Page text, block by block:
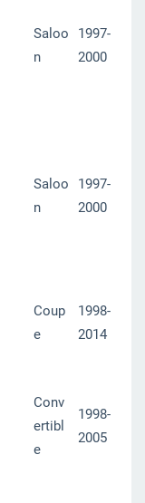
Saloo
n
1997-
2000
Saloo
n
1997-
2000
Coup
e
1998-
2014
Conv
ertibl
e
1998-
2005